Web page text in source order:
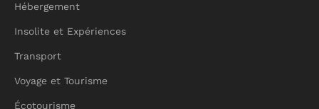
Hébergement
Insolite et Expériences
Transport
Voyage et Tourisme
Écotourisme